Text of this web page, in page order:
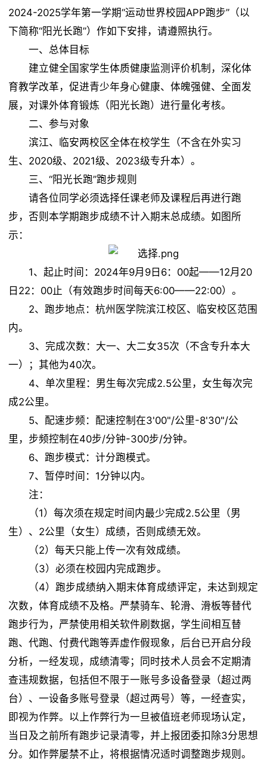
黄龙校区
党群工作
体测中心
体测项目和标准
体测政策
2024-2025学年第一学期“运动世界校园APP跑步”（以
下简称“阳光长跑”）作如下安排，请遵照执行。
一、总体目标
建立健全国家学生体质健康监测评价机制，深化体
育教学改革，促进青少年身心健康、体魄强健、全面发
展，对课外体育锻炼（阳光长跑）进行量化考核。
二、参与对象
滨江、临安两校区全体在校学生（不含在外实习
生、2020级、2021级、2023级专升本）。
三、“阳光长跑”跑步规则
请各位同学必须选择任课老师及课程后再进行跑
步，否则本学期跑步成绩不计入期末总成绩。如图所
示：
1、起止时间：2024年9月9日6：00起——12月20
日22：00止（有效跑步时间每天6:00——22:00）。
2、跑步地点：杭州医学院滨江校区、临安校区范围
内。
3、完成次数：大一、大二女35次（不含专升本大
一）；其他为40次。
4、单次里程：男生每次完成2.5公里，女生每次完
成2公里。
5、配速步频：配速控制在3'00"/公里-8'30"/公
里，步频控制在40步/分钟-300步/分钟。
6、跑步模式：计分跑模式。
7、暂停时间：1分钟以内。
注：
（1）每次须在规定时间内最少完成2.5公里（男
生）、2公里（女生）成绩，否则成绩无效。
（2）每天只能上传一次有效成绩。
（3）必须在校园内完成跑步。
（4）跑步成绩纳入期末体育成绩评定，未达到规定
次数，体育成绩不及格。严禁骑车、轮滑、滑板等替代
跑步行为，严禁使用相关软件刷数据，学生间相互替
跑、代跑、付费代跑等弄虚作假现象，后台已开启分段
分析，一经发现，成绩清零；同时技术人员会不定期清
查违规数据，包括但不限于一账号多设备登录（超过两
台）、一设备多账号登录（超过两号）等，一经查实，
即视为作弊。以上作弊行为一旦被值班老师现场认定，
当日及之前所有跑步记录清零，并上报团委扣除3分思想
分。如作弊屡禁不止，将根据情况适时调整跑步规则。